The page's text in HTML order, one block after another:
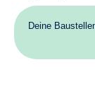
Deine